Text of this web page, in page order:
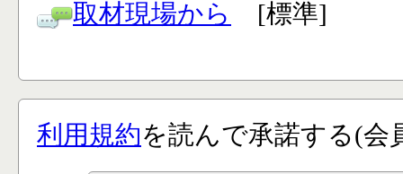
取材現場から [標準]
利用規約を読んで承諾する(会